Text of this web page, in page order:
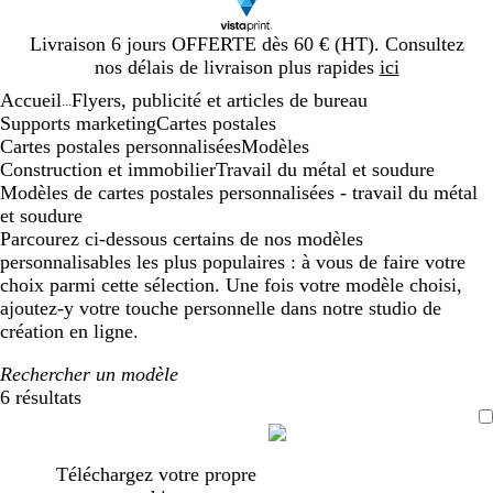
Livraison 6 jours OFFERTE dès 60 € (HT). Consultez
nos délais de livraison plus rapides ici
Diapositive
1
Accueil Flyers, publicité et articles de bureau
Supports marketingCartes postales
Cartes postales personnaliséesModèles
Construction et immobilierTravail du métal et soudure
Modèles de cartes postales personnalisées - travail du métal
et soudure
Parcourez ci-dessous certains de nos modèles
personnalisables les plus populaires : à vous de faire votre
choix parmi cette sélection. Une fois votre modèle choisi,
ajoutez-y votre touche personnelle dans notre studio de
création en ligne.
Rechercher un modèle
6 résultats
Filtres
Téléchargez votre propre